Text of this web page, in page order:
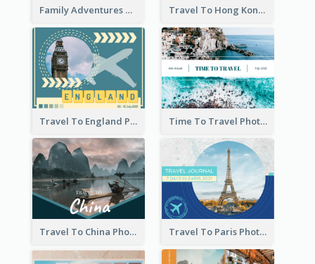
Family Adventures Travel Photo Book Travel To Hong Kong Photo Book
Travel To England Photo Book Time To Travel Photo Book
Travel To China Photo Book Travel To Paris Photo Book